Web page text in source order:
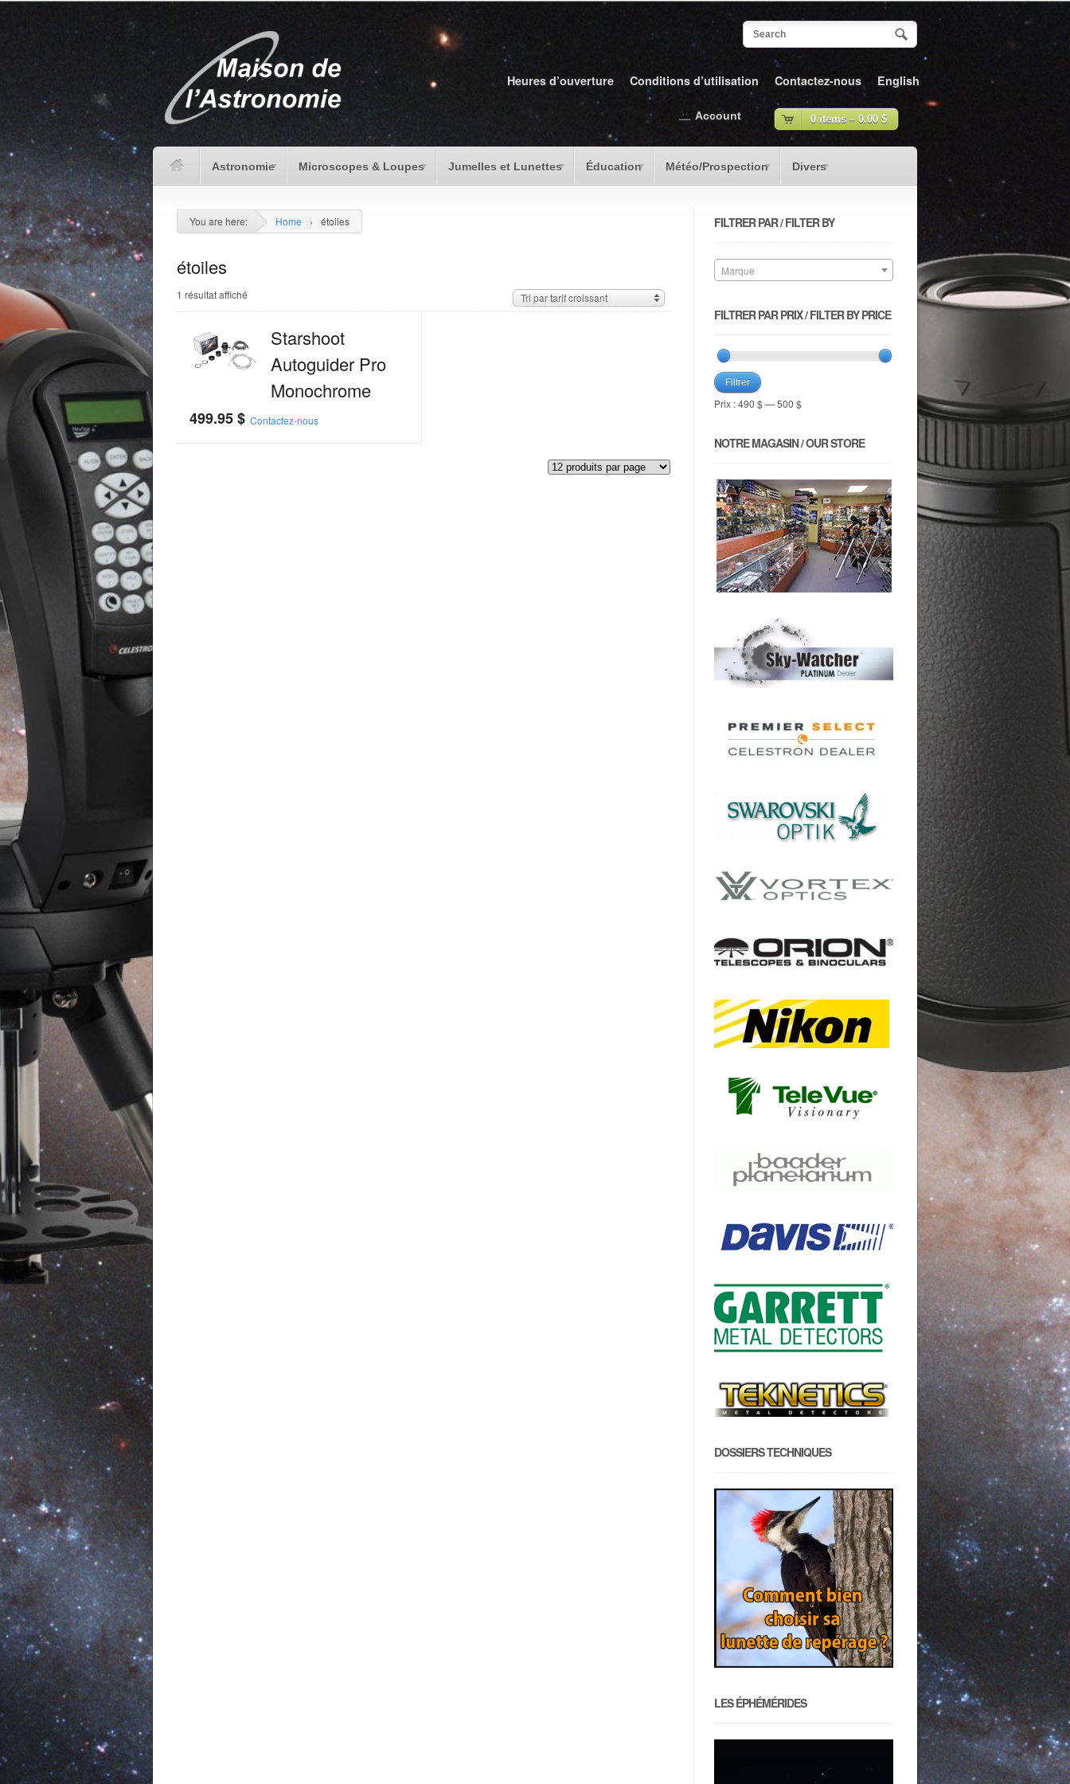
Heures d’ouverture Conditions d’utilisation Contactez-nous English
Astronomie Microscopes & Loupes Jumelles et Lunettes Éducation Météo/Prospection Divers
0 items – 0.00 $
Account
You are here: Home › étoiles
étoiles
1 résultat affiché Tri par tarif croissant
Starshoot
Autoguider Pro
Monochrome
499.95$ Contactez-nous
FILTRER PAR / FILTER BY
Marque
FILTRER PAR PRIX / FILTER BY PRICE
Filtrer
Prix :490 $ —500 $
NOTRE MAGASIN / OUR STORE
DOSSIERS TECHNIQUES
LES ÉPHÉMÉRIDES